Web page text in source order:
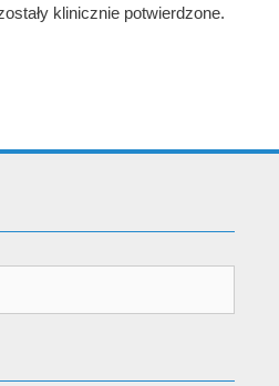
klinicznie potwierdzone.